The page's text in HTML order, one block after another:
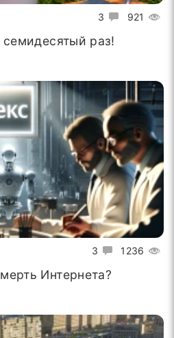
3 921
семидесятый раз!
3 1236
Интернета?